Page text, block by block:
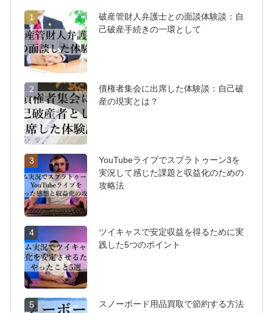
1
破産管財人弁護士との面談体験談：自
己破産手続きの一環として
2
債権者集会に出席した体験談：自己破
産の現実とは？
3
YouTubeライブでスプラトゥーン3を
実況して感じた課題と収益化のための
攻略法
4
ツイキャスで安定収益を得るために実
践した5つのポイント
5 スノーボード用品買取で節約する方法